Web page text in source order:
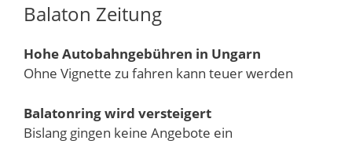
Balaton Zeitung
Hohe Autobahngebühren in Ungarn
Ohne Vignette zu fahren kann teuer werden
Balatonring wird versteigert
Bislang gingen keine Angebote ein